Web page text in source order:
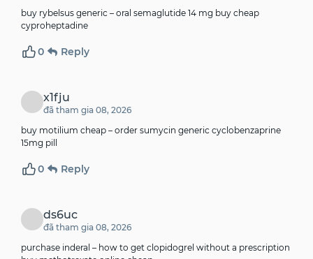
buy rybelsus generic – oral semaglutide 14 mg buy cheap
cyproheptadine
0 Reply
x1fju
đã tham gia 08, 2026
buy motilium cheap – order sumycin generic cyclobenzaprine
15mg pill
0 Reply
ds6uc
đã tham gia 08, 2026
purchase inderal – how to get clopidogrel without a prescription